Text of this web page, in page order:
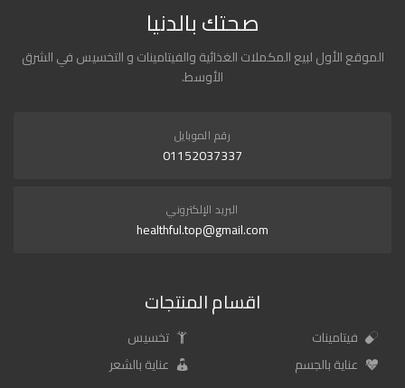
صحتك بالدنيا
الموقع الأول لبيع المكملات الغذائية والفيتامينات و التخسيس في الشرق
الأوسط.
رقم الموبايل
01152037337
البريد الإلكتروني
healthful.top@gmail.com
اقسام المنتجات
فيتامينات
تخسيس
عناية بالجسم
عناية بالشعر